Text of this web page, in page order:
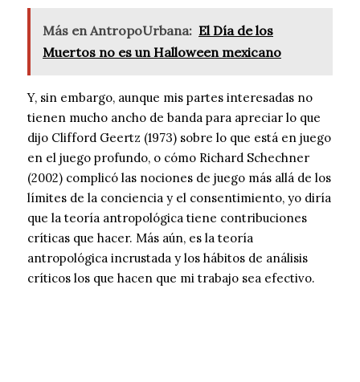
Más en AntropoUrbana: El Día de los
Muertos no es un Halloween mexicano
Y, sin embargo, aunque mis partes interesadas no
tienen mucho ancho de banda para apreciar lo que
dijo Clifford Geertz (1973) sobre lo que está en juego
en el juego profundo, o cómo Richard Schechner
(2002) complicó las nociones de juego más allá de los
límites de la conciencia y el consentimiento, yo diría
que la teoría antropológica tiene contribuciones
críticas que hacer. Más aún, es la teoría
antropológica incrustada y los hábitos de análisis
críticos los que hacen que mi trabajo sea efectivo.